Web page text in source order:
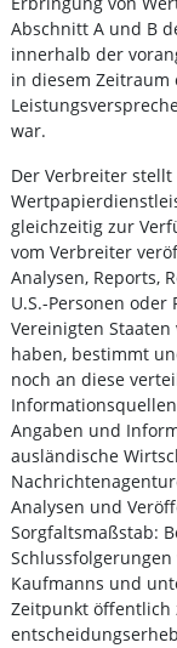
Abschnitt A und B
innerhalb der
in diesem Zeitraum
war.
Der Verbreiter
gleichzeitig zur
vom Verbreiter
Analysen, Reports,
U.S.-Personen
Vereinigten Staaten
haben, bestimmt
noch an diese
Angaben und
ausländische
Analysen und
Sorgfaltsmaßstab:
Kaufmanns und
Zeitpunkt öffentlich